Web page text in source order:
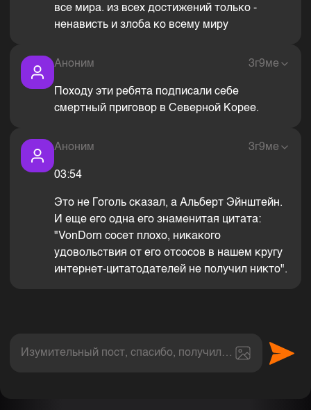
все мира. из всех достижений только -
ненависть и злоба ко всему миру
Аноним 3г9ме
Походу эти ребята подписали себе
смертный приговор в Северной Корее.
Аноним 3г9ме
03:54
Это не Гоголь сказал, а Альберт Эйнштейн.
И еще его одна его знаменитая цитата:
"VonDorn сосет плохо, никакого
удовольствия от его отсосов в нашем кругу
интернет-цитатодателей не получил никто".
Изумительный пост, спасибо, получил величайшее